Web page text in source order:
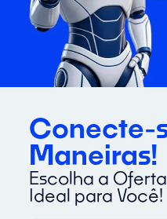
Conecte-
Maneiras!
Escolha a
Ideal para Você!